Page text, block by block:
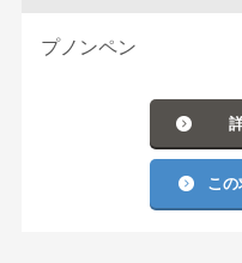
プノンペン
こ